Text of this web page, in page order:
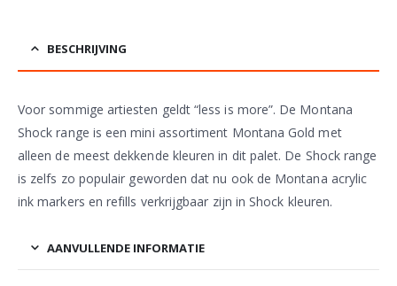
BESCHRIJVING
Voor sommige artiesten geldt “less is more”. De Montana
Shock range is een mini assortiment Montana Gold met
alleen de meest dekkende kleuren in dit palet. De Shock range
is zelfs zo populair geworden dat nu ook de Montana acrylic
ink markers en refills verkrijgbaar zijn in Shock kleuren.
AANVULLENDE INFORMATIE